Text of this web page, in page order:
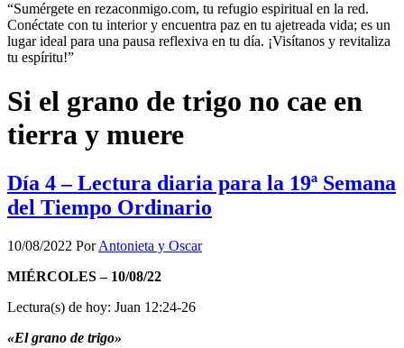
“Sumérgete en rezaconmigo.com, tu refugio espiritual en la red.
Conéctate con tu interior y encuentra paz en tu ajetreada vida; es un
lugar ideal para una pausa reflexiva en tu día. ¡Visítanos y revitaliza
tu espíritu!”
Si el grano de trigo no cae en
tierra y muere
Día 4 – Lectura diaria para la 19ª Semana
del Tiempo Ordinario
10/08/2022 PorAntonieta y Oscar
MIÉRCOLES – 10/08/22
Lectura(s) de hoy: Juan 12:24-26
«El grano de trigo»